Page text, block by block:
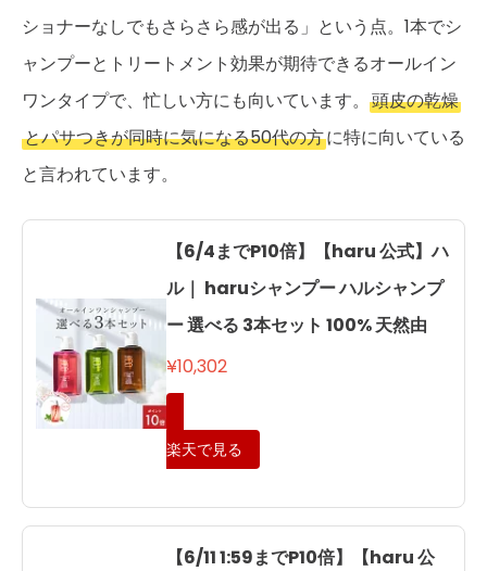
ショナーなしでもさらさら感が出る」という点。1本でシ
ャンプーとトリートメント効果が期待できるオールイン
ワンタイプで、忙しい方にも向いています。 頭皮の乾燥
とパサつきが同時に気になる50代の方に特に向いている
と言われています。
【6/4までP10倍】【haru 公式】ハ
ル｜ haruシャンプー ハルシャンプ
ー 選べる 3本セット 100% 天然由
¥10,302
楽天で見る
【6/11 1:59までP10倍】【haru 公